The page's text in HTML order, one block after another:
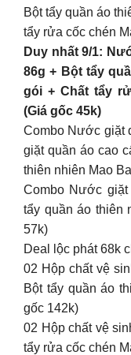
Bột tẩy quần áo
tẩy rửa cốc chén
Duy nhất 9/1:
86g + Bột tẩy
gói + Chất tẩy
(Giá gốc 45k)
Combo Nước giặt
giặt quần áo cao
thiên nhiên Mao
Combo Nước
tẩy quần áo thiên
57k)
Deal lộc phát 68k
02 Hộp chất vệ
Bột tẩy quần áo
gốc 142k)
02 Hộp chất vệ
tẩy rửa cốc chén